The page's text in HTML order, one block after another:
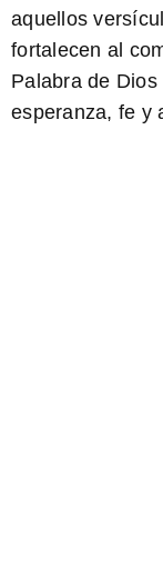
aquellos
fortalecen al
Palabra de
esperanza, fe y